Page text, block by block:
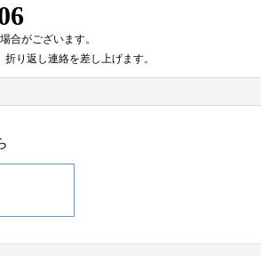
合がございます。
折り返し連絡を差し上げます。